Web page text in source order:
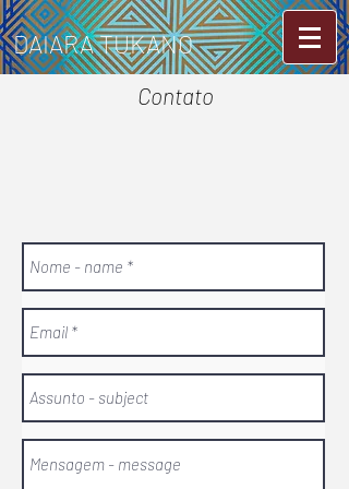
DAIARA TUKANO
Contato